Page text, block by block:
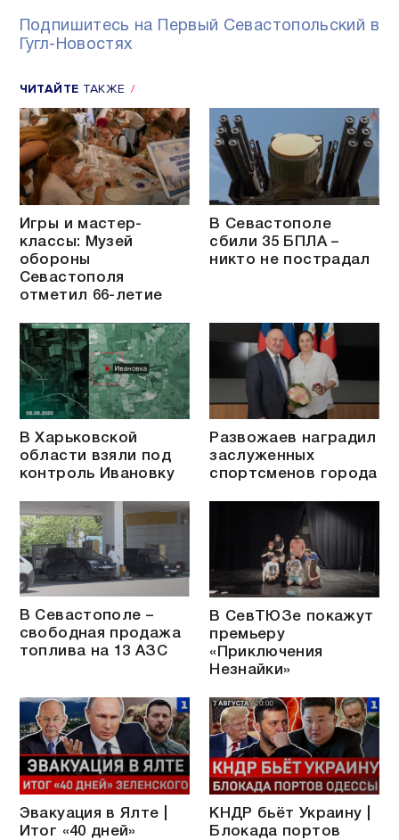
Подпишитесь на Первый Севастопольский в
Гугл-Новостях
ЧИТАЙТЕ ТАКЖЕ
Игры и мастер-
классы: Музей
обороны
Севастополя
отметил 66-летие
В Севастополе
сбили 35 БПЛА –
никто не пострадал
В Харьковской
области взяли под
контроль Ивановку
Развожаев наградил
заслуженных
спортсменов города
В Севастополе –
свободная продажа
топлива на 13 АЗС
В СевТЮЗе покажут
премьеру
«Приключения
Незнайки»
Эвакуация в Ялте |
Итог «40 дней»
КНДР бьёт Украину |
Блокада портов